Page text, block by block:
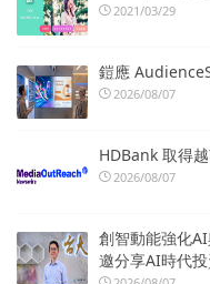
2021/03/29
鎧應
2026/08/07
HDBank 取得
2026/08/07
創智動能強化
邀分享AI時代